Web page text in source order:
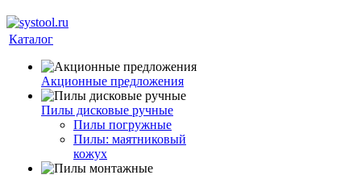
Каталог
Акционные предложения
Пилы дисковые ручные
Пилы погружные
Пилы: маятниковый
кожух